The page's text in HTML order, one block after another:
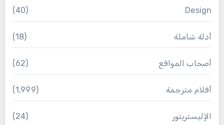
Design
(40)
أدلة شاملة (18)
أصحاب المواقع (62)
أفلام مترجمة (1٬999)
الإليستريتور (24)